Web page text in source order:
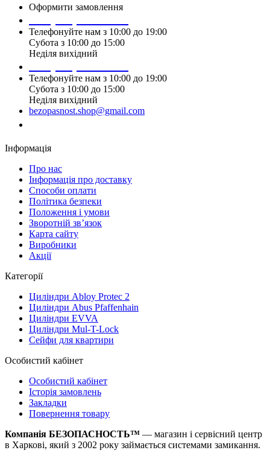
Оформити замовлення
Телефонуйте нам з 10:00 до 19:00
Субота з 10:00 до 15:00
Неділя вихідний
Телефонуйте нам з 10:00 до 19:00
Субота з 10:00 до 15:00
Неділя вихідний
bezopasnost.shop@gmail.com
Інформація
Про нас
Iнформація про доставку
Способи оплати
Політика безпеки
Положення і умови
Зворотній зв’язок
Карта сайту
Виробники
Акції
Категорії
Циліндри Abloy Protec 2
Циліндри Abus Pfaffenhain
Циліндри EVVA
Циліндри Mul-T-Lock
Сейфи для квартири
Особистий кабінет
Особистий кабінет
Історія замовлень
Закладки
Повернення товару
Компанія БЕЗОПАСНОСТЬ™ — магазин і сервісний центр
в Харкові, який з 2002 року займається системами замикання.